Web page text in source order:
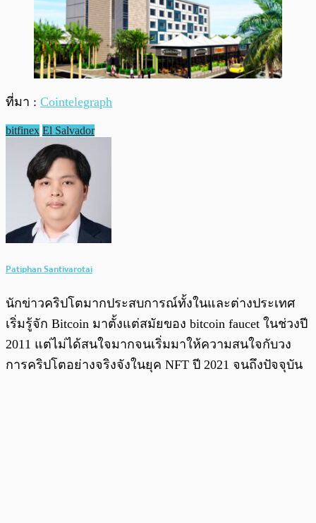
ที่มา : Cointelegraph
bitfinex El Salvador
Patiphan Santivarotai
นักข่าวคริปโตมากประสบการณ์ทั้งในและต่างประเทศ
เริ่มรู้จัก Bitcoin มาตั้งแต่สมัยของ bitcoin faucet ในช่วงปี
2011 แต่ไม่ได้สนใจมากจนเริ่มมาให้ความสนใจกับวง
การคริปโตอย่างจริงจังในยุค NFT ปี 2021 จนถึงปัจจุบัน